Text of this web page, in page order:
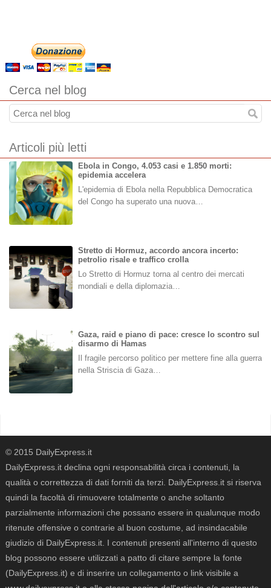
Cerca nel blog
Articoli più letti
Ebola in Congo, 4.053 casi e 1.850 morti:
epidemia accelera
L'epidemia di Ebola nella Repubblica Democratica
del Congo ha superato una nuova…
Stretto di Hormuz, accordo ancora incerto:
petrolio risale e traffico crolla
Lo Stretto di Hormuz torna al centro dei mercati
mondiali e della diplomazia…
Gaza, raid e piano di pace: cresce lo scontro sul
disarmo di Hamas
Il fragile percorso politico per mettere fine alla guerra
nella Striscia di Gaza…
© 2015 DailyExpress.it
DailyExpress.it declina ogni responsabilità circa i contenuti, la
qualità o correttezza di dati forniti da terzi. DailyExpress.it si riserva
quindi la facoltà di rimuovere totalmente o anche soltanto
parzialmente informazioni che possano essere in qualunque modo
ritenute offensive o contrarie al buon costume, ad insindacabile
giudizio di DailyExpress.it. I contenuti presenti all'interno di questo
blog possono essere utilizzati a patto di citare sempre la fonte
(DailyExpress.it) e di inserire un collegamento o link visibile a